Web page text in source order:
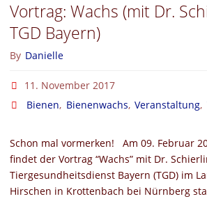
November
Vortrag: Wachs (mit Dr.
TGD Bayern)
By Danielle
11. November 2017
Bienen, Bienenwachs, Veranstaltung,
Schon mal vormerken! Am 09. Februar
findet der Vortrag “Wachs” mit Dr.
Tiergesundheitsdienst Bayern (TGD) im
Hirschen in Krottenbach bei Nürnberg